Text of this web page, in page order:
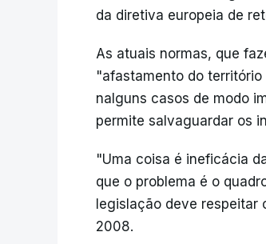
da diretiva europeia de
As atuais normas, que
"afastamento do
nalguns casos de modo
permite salvaguardar os
"Uma coisa é ineficácia
que o problema é o
legislação deve
2008.